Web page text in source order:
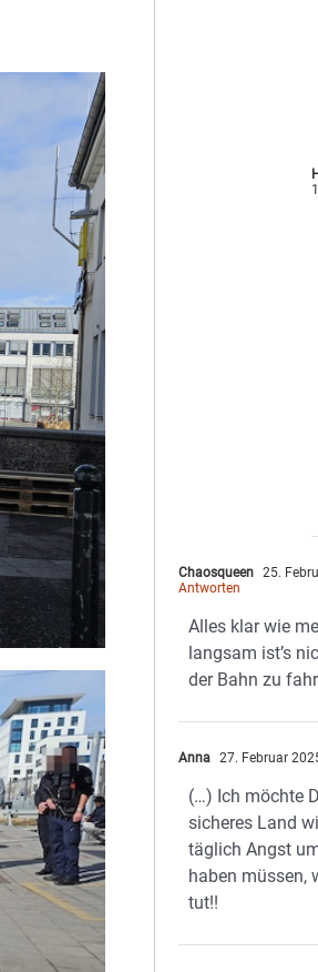
Chaosqueen 25.
Antworten
Alles klar wie
langsam ist’s
der Bahn zu
Anna 27. Februar
(…) Ich möchte
sicheres Land
täglich Angst
haben müssen,
tut!!